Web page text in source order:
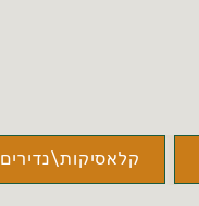
קלאסיקות\נדירים